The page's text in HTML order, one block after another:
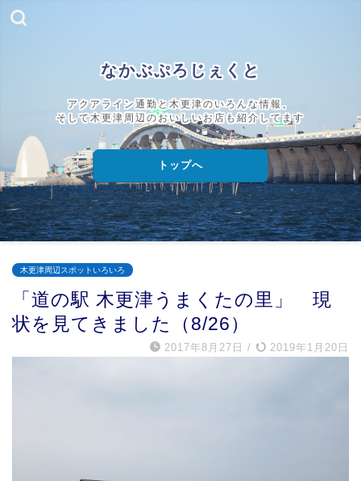
なかぶぷろじぇくと
アクアライン通勤と木更津のいろんな情報、
そして木更津周辺のおいしいお店も紹介してます
トップへ
木更津周辺スポットいろいろ
「道の駅 木更津うまくたの里」 現
状を見てきました（8/26）
2017年8月27日 / 2019年1月20日